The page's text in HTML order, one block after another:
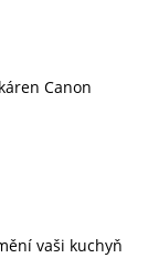
Canon
vaši kuchyň